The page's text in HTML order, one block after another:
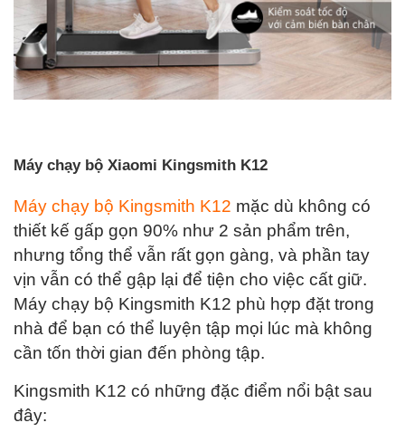
Máy chạy bộ Xiaomi Kingsmith K12
Máy chạy bộ Kingsmith K12 mặc dù không có
thiết kế gấp gọn 90% như 2 sản phẩm trên,
nhưng tổng thể vẫn rất gọn gàng, và phần tay
vịn vẫn có thể gập lại để tiện cho việc cất giữ.
Máy chạy bộ Kingsmith K12 phù hợp đặt trong
nhà để bạn có thể luyện tập mọi lúc mà không
cần tốn thời gian đến phòng tập.
Kingsmith K12 có những đặc điểm nổi bật sau
đây: